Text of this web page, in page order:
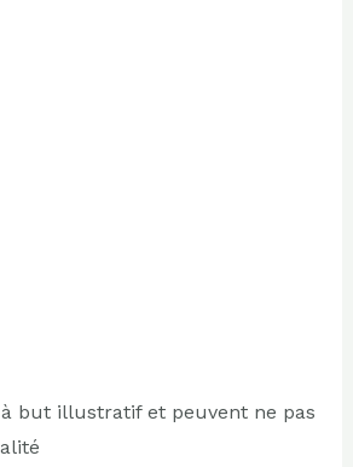
but illustratif et peuvent ne pas